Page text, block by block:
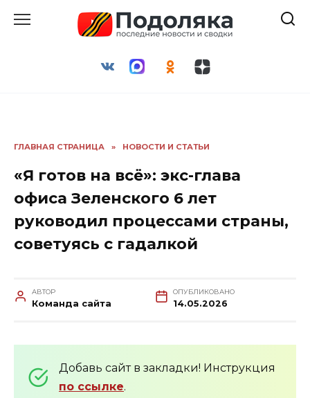
ГЛАВНАЯ СТРАНИЦА » НОВОСТИ И СТАТЬИ
«Я готов на всё»: экс-глава
офиса Зеленского 6 лет
руководил процессами страны,
советуясь с гадалкой
АВТОР
Команда сайта
ОПУБЛИКОВАНО
14.05.2026
Добавь сайт в закладки! Инструкция
по ссылке.